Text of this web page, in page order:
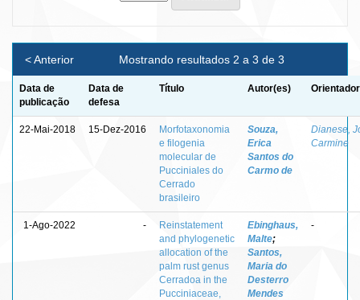
Mostrando resultados 2 a 3 de 3
< Anterior
Data de
publicação
Data de
defesa
Título Autor(es)
22-Mai-2018 15-Dez-2016
Morfotaxonomia
e filogenia
molecular de
Pucciniales do
Cerrado
brasileiro
Souza,
Erica
Santos do
Carmo de
Dianese,
Carmine
1-Ago-2022 -
Reinstatement
and phylogenetic
allocation of the
palm rust genus
Cerradoa in the
Pucciniaceae,
Ebinghaus,
Malte;
Santos,
Maria do
Desterro
Mendes
-